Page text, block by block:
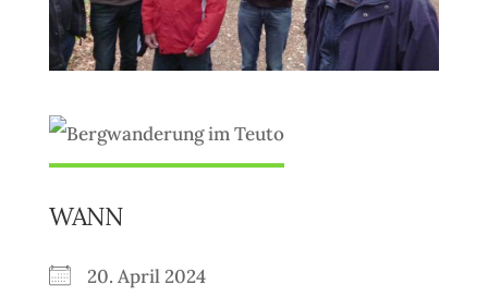
WANN
20. April 2024